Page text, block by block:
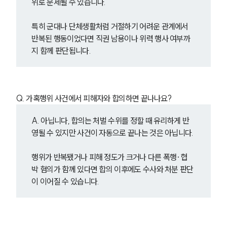
인재채용
만화로 보는 사례
위로 문제될 수 있습니다.
특히 군대나 단체생활처럼 거절하기 어려운 관계에서
반복된 행동이었다면 직권 남용이나 위력 행사 여부까
지 함께 판단됩니다.
Q. 가혹행위 사건에서 피해자와 합의하면 끝나나요?
A. 아닙니다, 합의는 처벌 수위를 정할 때 유리하게 반
영될 수 있지만 사건이 자동으로 끝나는 것은 아닙니다.
행위가 반복됐거나 피해 정도가 크거나 다른 폭행·협
박 혐의가 함께 있다면 합의 이후에도 수사와 처분 판단
이 이어질 수 있습니다.